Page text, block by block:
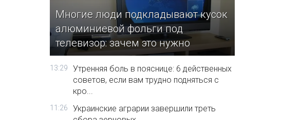
Многие люди подкладывают кусок
алюминиевой фольги под
телевизор: зачем это нужно
13:29
Утренняя боль в пояснице: 6 действенных
советов, если вам трудно подняться с
кро...
11:26
Украинские аграрии завершили треть